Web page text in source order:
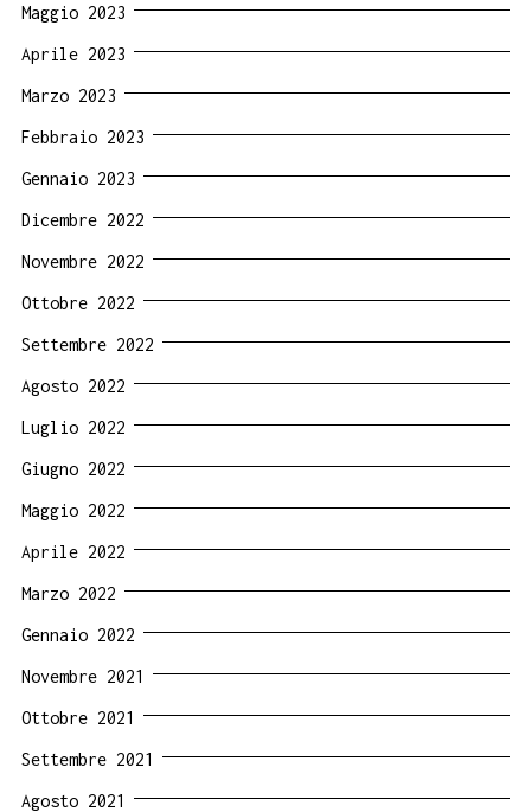
Maggio 2023
Aprile 2023
Marzo 2023
Febbraio 2023
Gennaio 2023
Dicembre 2022
Novembre 2022
Ottobre 2022
Settembre 2022
Agosto 2022
Luglio 2022
Giugno 2022
Maggio 2022
Aprile 2022
Marzo 2022
Gennaio 2022
Novembre 2021
Ottobre 2021
Settembre 2021
Agosto 2021